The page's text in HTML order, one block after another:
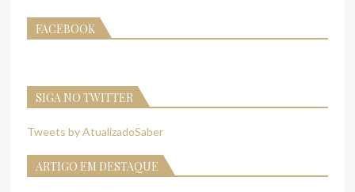
FACEBOOK
SIGA NO TWITTER
Tweets by AtualizadoSaber
ARTIGO EM DESTAQUE